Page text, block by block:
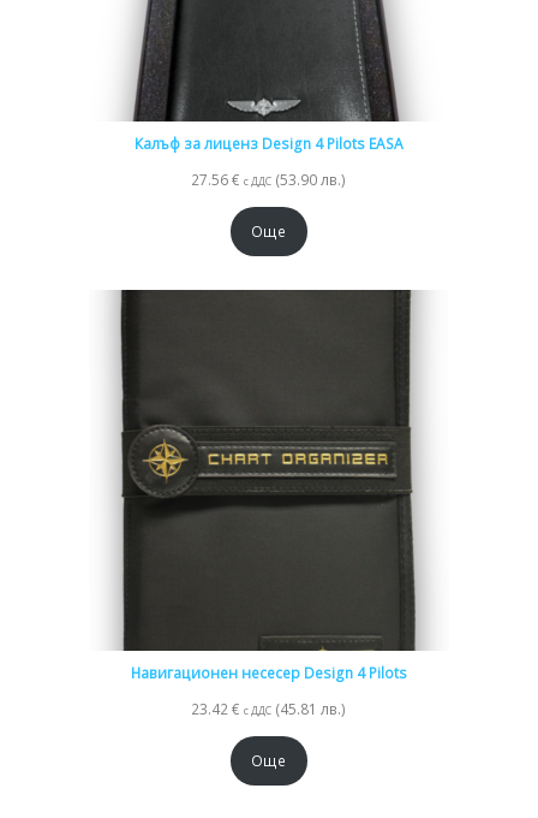
Калъф за лиценз Design 4 Pilots EASA
27.56€ с ДДС (53.90 лв.)
Още
Навигационен несесер Design 4 Pilots
23.42€ с ДДС (45.81 лв.)
Още